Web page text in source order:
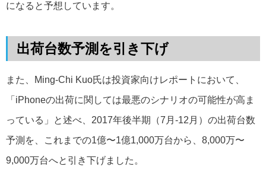
になると予想しています。
出荷台数予測を引き下げ
また、Ming-Chi Kuo氏は投資家向けレポートにおいて、
「iPhoneの出荷に関しては最悪のシナリオの可能性が高ま
っている」と述べ、2017年後半期（7月-12月）の出荷台数
予測を、これまでの1億〜1億1,000万台から、8,000万〜
9,000万台へと引き下げました。